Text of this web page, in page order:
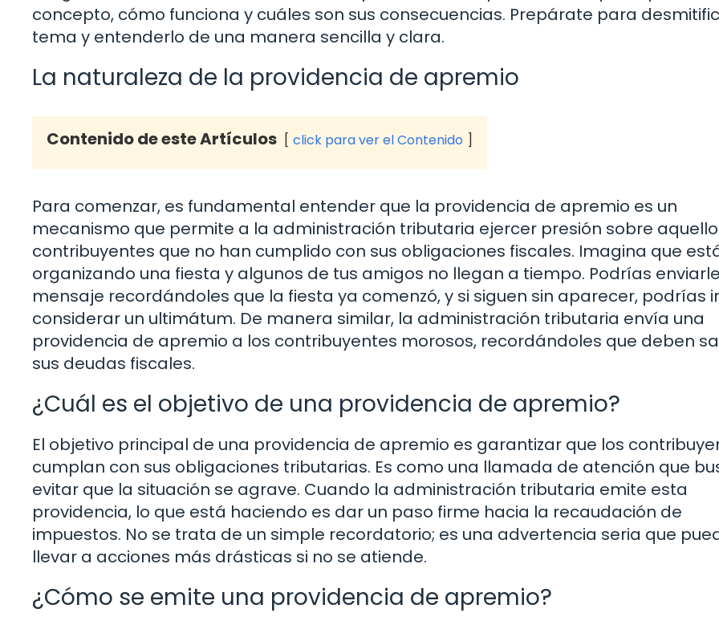
concepto, cómo funciona y cuáles son sus consecuencias. Prepárate para
tema y entenderlo de una manera sencilla y clara.
La naturaleza de la providencia de apremio
Contenido de este Artículos click para ver el Contenido
Para comenzar, es fundamental entender que la providencia de apremio es un
mecanismo que permite a la administración tributaria ejercer presión sobre
contribuyentes que no han cumplido con sus obligaciones fiscales. Imagina que
organizando una fiesta y algunos de tus amigos no llegan a tiempo. Podrías
mensaje recordándoles que la fiesta ya comenzó, y si siguen sin aparecer, podrías
considerar un ultimátum. De manera similar, la administración tributaria envía una
providencia de apremio a los contribuyentes morosos, recordándoles que deben
sus deudas fiscales.
¿Cuál es el objetivo de una providencia de apremio?
El objetivo principal de una providencia de apremio es garantizar que los
cumplan con sus obligaciones tributarias. Es como una llamada de atención que
evitar que la situación se agrave. Cuando la administración tributaria emite esta
providencia, lo que está haciendo es dar un paso firme hacia la recaudación de
impuestos. No se trata de un simple recordatorio; es una advertencia seria que
llevar a acciones más drásticas si no se atiende.
¿Cómo se emite una providencia de apremio?